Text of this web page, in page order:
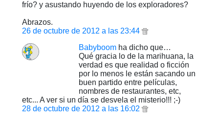
frío? y asustando huyendo de los exploradores?
Abrazos.
26 de octubre de 2012 a las 23:44
Babyboom ha dicho que…
Qué gracia lo de la marihuana, la
verdad es que realidad o ficción
por lo menos le están sacando un
buen partido entre películas,
nombres de restaurantes, etc,
etc... A ver si un día se desvela el misterio!!! ;-)
28 de octubre de 2012 a las 16:02